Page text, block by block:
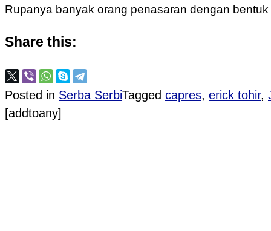
Rupanya banyak orang penasaran dengan
Share this:
Posted in Serba SerbiTagged capres, erick tohir,
[addtoany]